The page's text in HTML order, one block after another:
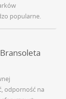
popularne.
Bransoleta
odporność na